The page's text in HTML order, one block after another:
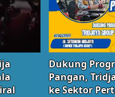
Dukung
Pangan,
ke Sektor